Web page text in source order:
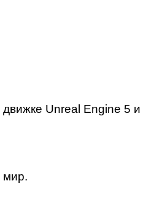
Unreal Engine 5 и
мир.